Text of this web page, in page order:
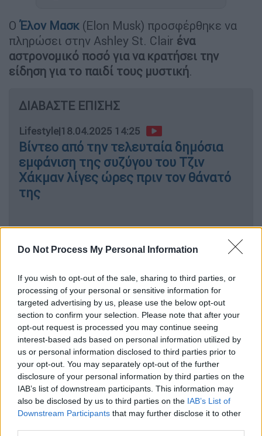
Do Not Process My Personal Information
If you wish to opt-out of the sale, sharing to third parties, or
processing of your personal or sensitive information for
targeted advertising by us, please use the below opt-out
section to confirm your selection. Please note that after your
opt-out request is processed you may continue seeing
interest-based ads based on personal information utilized by
us or personal information disclosed to third parties prior to
your opt-out. You may separately opt-out of the further
disclosure of your personal information by third parties on the
IAB’s list of downstream participants. This information may
also be disclosed by us to third parties on the IAB’s List of
Downstream Participants that may further disclose it to other
Ο Έλον Μασκ (Elon Musk) προσφέρθηκε να
πληρώσει στην Ashley St. Clair ένα
αστρονομικό ποσό για να κρατήσει την
είδηση για το παιδί τους μυστική.
ΔΙΑΒΑΣΤΕ ΕΠΙΣΗΣ
Lifestyle|18.04.2025 14:25
Βίντεο από την τελευταία δημόσια
εμφάνιση της συζύγου του Τζιν
Χάκμαν λίγες ώρες πριν τον θάνατό
της
Η άτυπη συμφωνία που δεν τηρήθηκε
Σύμφωνα με δημοσίευμα της Wall Street
Journal, ο 53χρονος ιδρυτής της Tesla,
προσφέρθηκε να πληρώσει στην 26χρονη
influencerεφάπαξ 15 εκατομμύρια δολάρια,
καθώς και 100.000 δολάρια μηνιαίως ως
υποστήριξη , για να κρατήσει το στόμα της
κλειστό για τον μικρό γιο τους.
Πηγή από το περιβάλλον της St. Clair
επιβεβαίωσε στο PEOPLE ότι ο Μασκ
πρόσφερε στη St. Clair τα χρήματα